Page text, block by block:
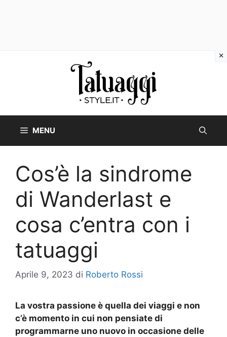
MENU
Cos’è la sindrome
di Wanderlast e
cosa c’entra con i
tatuaggi
Aprile 9, 2023 di Roberto Rossi
La vostra passione è quella dei viaggi e non
c’è momento in cui non pensiate di
programmarne uno nuovo in occasione delle